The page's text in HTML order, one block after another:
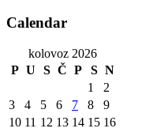
Calendar
kolovoz 2026
P U S Č P S N
1
2
3
4 5 6 7 8
9
10 11 12 13 14 15 16